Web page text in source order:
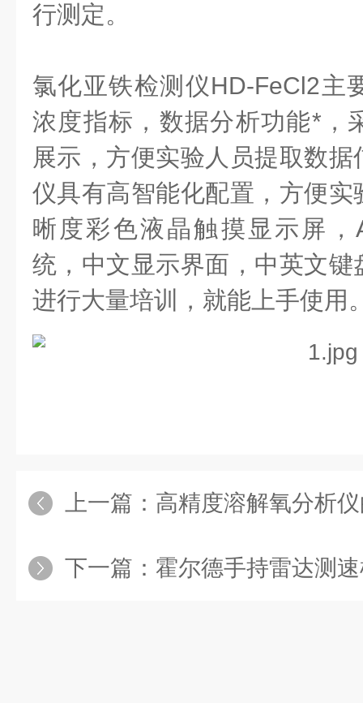
行测定。
氯化亚铁检测仪HD-FeCl2主
浓度指标，数据分析功能*，
展示，方便实验人员提取数
仪具有高智能化配置，方便
晰度彩色液晶触摸显示屏，
统，中文显示界面，中英文
进行大量培训，就能上手使用
上一篇： 高精度溶解氧分析
下一篇： 霍尔德手持雷达测